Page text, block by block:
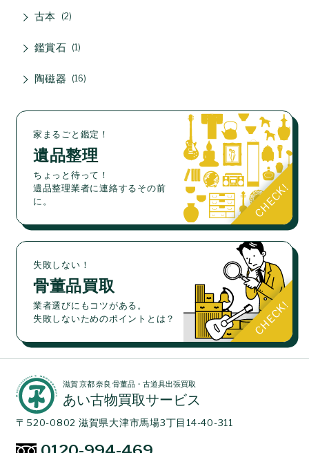
古本 2
鑑賞石 1
陶磁器 16
家まるごと鑑定！
遺品整理
ちょっと待って！
遺品整理業者に連絡するその前
に。
失敗しない！
骨董品買取
業者選びにもコツがある。
失敗しないためのポイントとは？
滋賀 京都 奈良 骨董品・古道具出張買取
あい古物買取サービス
〒520-0802 滋賀県大津市馬場3丁目14-40-311